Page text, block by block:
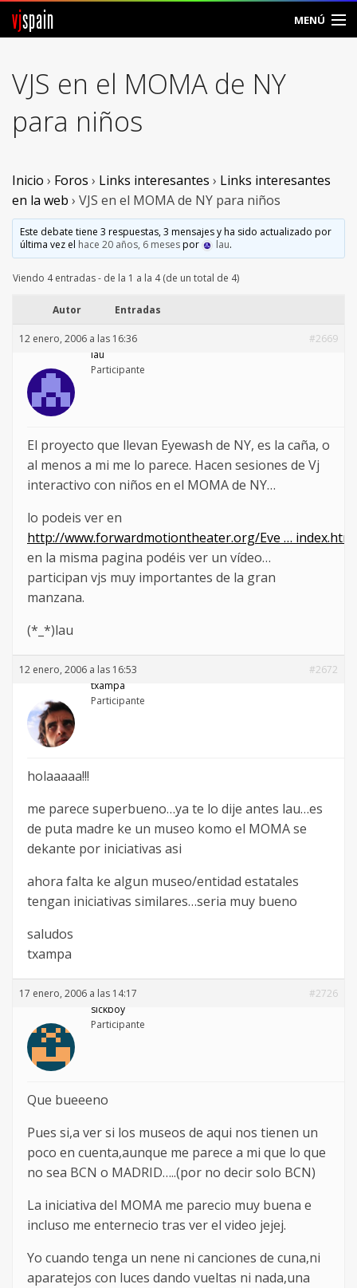
vjspain MENÚ
Foros
Noticias
Vjspain
Ayuda
Contacto
Entrar
VJS en el MOMA de NY
para niños
Inicio › Foros › Links interesantes › Links interesantes
en la web › VJS en el MOMA de NY para niños
Este debate tiene 3 respuestas, 3 mensajes y ha sido actualizado por
última vez el hace 20 años, 6 mesespor lau.
Viendo 4 entradas - de la 1 a la 4 (de un total de 4)
Autor Entradas
12 enero, 2006 a las 16:36
#2669
lau
Participante
El proyecto que llevan Eyewash de NY, es la caña, o
al menos a mi me lo parece. Hacen sesiones de Vj
interactivo con niños en el MOMA de NY…
lo podeis ver en
http://www.forwardmotiontheater.org/Eve … index.html
en la misma pagina podéis ver un vídeo…
participan vjs muy importantes de la gran
manzana.
(*_*)lau
12 enero, 2006 a las 16:53
#2672
txampa
Participante
holaaaaa!!!
me parece superbueno…ya te lo dije antes lau…es
de puta madre ke un museo komo el MOMA se
dekante por iniciativas asi
ahora falta ke algun museo/entidad estatales
tengan iniciativas similares…seria muy bueno
saludos
txampa
17 enero, 2006 a las 14:17
#2726
sickboy
Participante
Que bueeeno
Pues si,a ver si los museos de aqui nos tienen un
poco en cuenta,aunque me parece a mi que lo que
no sea BCN o MADRID…..(por no decir solo BCN)
La iniciativa del MOMA me parecio muy buena e
incluso me enternecio tras ver el video jejej.
Yo cuando tenga un nene ni canciones de cuna,ni
aparatejos con luces dando vueltas ni nada,una